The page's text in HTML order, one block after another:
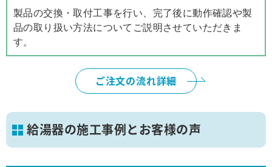
製品の交換・取付工事を行い、完了後に動作確認や製
品の取り扱い方法についてご説明させていただきま
す。
ご注文の流れ詳細
給湯器の施工事例とお客様の声